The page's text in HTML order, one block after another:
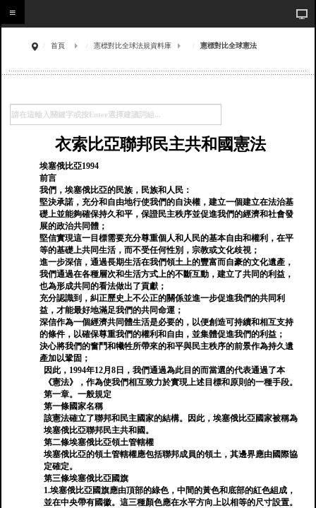
首頁 憲標對比全球法規資料庫 憲標對比全球憲法
衣索比亞聯邦民主共和國憲法
埃塞俄比亞1994
前言
我們，埃塞俄比亞的民族，民族和人民：
堅決承諾，充分和自由地行使我們的自決權，建立一個建立在法治基
礎上並能夠確保持久和平，保證民主秩序並促進我們的經濟和社會發
展的政治共同體；
堅信實現這一目標需要充分尊重個人和人民的基本自由和權利，在平
等的基礎上共同生活，而不受任何性別，宗教或文化歧視；
進一步深信，通過長期生活在我們領土上的豐富而自豪的文化遺產，
我們通過在各種層次和生活方式上的不斷互動，建立了共同的利益，
也為形成共同的看法做出了貢獻；
充分認識到，糾正歷史上不公正的關係並進一步促進我們的共同利
益，才能最好地滿足我們的共同命運；
深信作為一個經濟共同體生活是必要的，以便創造可持續和相互支持
的條件，以確保尊重我們的權利和自由，並集體促進我們的利益；
決心將我們的奮鬥和犧牲所帶來的和平與民主秩序的前景作為持久遺
產加以鞏固；
因此，1994年12月8日，我們通過為此目的而當選的代表通過了本
《憲法》，作為使我們相互致力於實現上述目標和原則的一種手段。
第一章。一般規定
第一條國家名稱
該憲法確立了聯邦和民主國家的結構。因此，埃塞俄比亞國家被稱為
埃塞俄比亞聯邦民主共和國。
第二條埃塞俄比亞領土管轄權
埃塞俄比亞的領土管轄權應包括聯邦成員的領土，其邊界應由國際協
定確定。
第三條埃塞俄比亞國旗
1.埃塞俄比亞國旗應由頂部的綠色，中間的黃色和底部的紅色組成，
並在中央帶有國徽。這三種顏色應在水平方向上以相等的尺寸設置。